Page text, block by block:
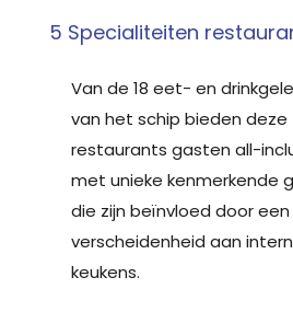
5 Specialiteiten
Van de 18 eet- en
van het schip bieden deze
restaurants gasten all-
met unieke kenmerkende
die zijn beïnvloed door een
verscheidenheid aan
keukens.